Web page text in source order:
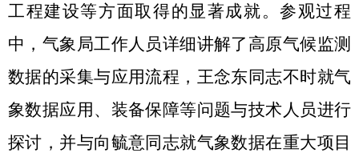
工程建设等方面取得的显著成就。参观过程
中 ，气象局工作人员详细讲解了高原气候监测
数据的采集与应用流程， 王念东同志不时就气
象数据应用、装备保障等问题与技术人员进行
探讨，并与向毓意同志就气象数据在重大项目